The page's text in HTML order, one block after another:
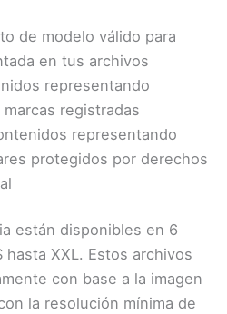
de modelo válido para
en tus archivos
representando
registradas
representando
protegidos por derechos
están disponibles en 6
XXL. Estos archivos
con base a la imagen
la resolución mínima de